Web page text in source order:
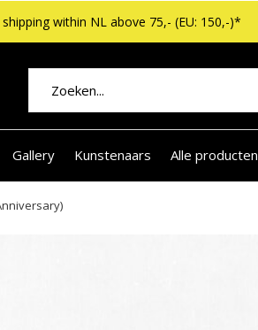
Gallery Kunstenaars Alle producten
shipping within NL above 75,- (EU: 150,-)*